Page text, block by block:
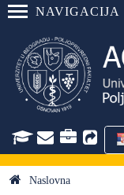
NAVIGACIJA
Naslovna